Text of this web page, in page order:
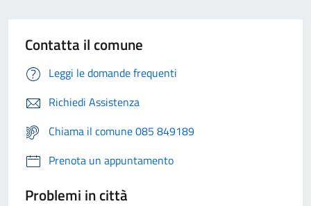
Contatta il comune
Leggi le domande frequenti
Richiedi Assistenza
Chiama il comune 085 849189
Prenota un appuntamento
Problemi in città